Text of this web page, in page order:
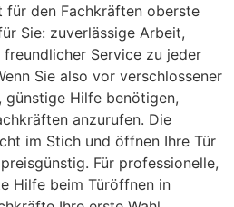
für den Fachkräften oberste
Sie: zuverlässige Arbeit,
Service zu jeder
Sie also vor verschlossener
günstige Hilfe benötigen,
anzurufen. Die
im Stich und öffnen Ihre Tür
Für professionelle,
Hilfe beim Türöffnen in